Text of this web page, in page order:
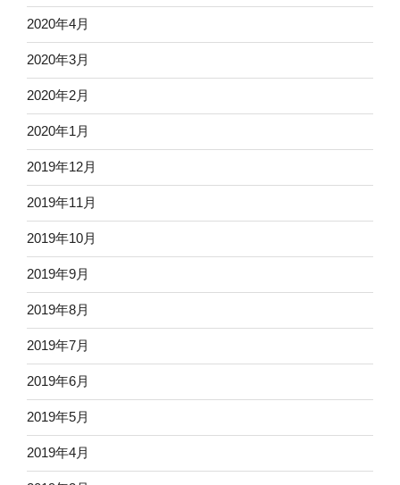
2020年4月
2020年3月
2020年2月
2020年1月
2019年12月
2019年11月
2019年10月
2019年9月
2019年8月
2019年7月
2019年6月
2019年5月
2019年4月